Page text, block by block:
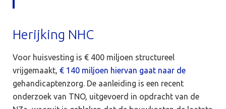
Herijking NHC
Voor huisvesting is € 400 miljoen structureel
vrijgemaakt, € 140 miljoen hiervan gaat naar de
gehandicaptenzorg. De aanleiding is een recent
onderzoek van TNO, uitgevoerd in opdracht van de